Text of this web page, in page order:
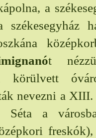
a
t
körülvett
nevezni a XIII.
Séta a